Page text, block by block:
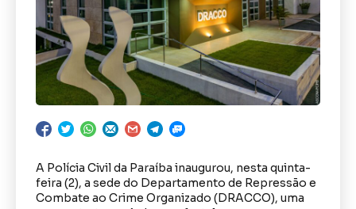
A Polícia Civil da Paraíba inaugurou, nesta quinta-
feira (2), a sede do Departamento de Repressão e
Combate ao Crime Organizado (DRACCO), uma